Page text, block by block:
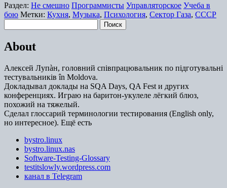
Раздел: Не смешно Программисты Управляторское Учеба в
бою Метки: Кухня, Музыка, Психология, Сектор Газа, СССР
About
Алексей Лупàн, головний спiвпрацювальник по підготувальні
тестувальників în Moldova.
Докладывал доклады на SQA Days, QA Fest и других
конференциях. Играю на баритон-укулеле лёгкий блюз,
похожий на тяжелый.
Сделал глоссарий терминологии тестирования (English only,
но интересное). Ещё есть
bystro.linux
bystro.linux.nas
Software-Testing-Glossary
testitslowly.wordpress.com
канал в Telegram